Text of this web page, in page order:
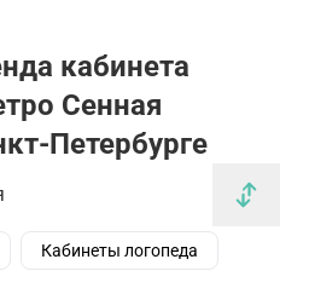
кабинета
Сенная
Петербурге
Кабинеты логопеда